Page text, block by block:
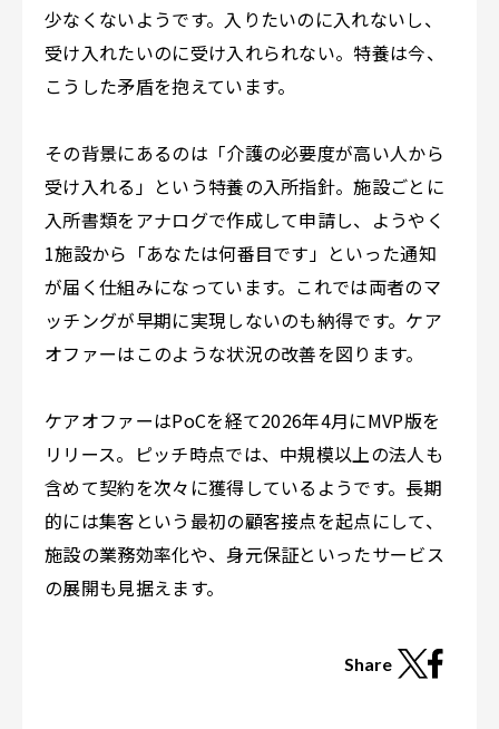
少なくないようです。入りたいのに入れないし、
受け入れたいのに受け入れられない。特養は今、
こうした矛盾を抱えています。
その背景にあるのは「介護の必要度が高い人から
受け入れる」という特養の入所指針。施設ごとに
入所書類をアナログで作成して申請し、ようやく
1施設から「あなたは何番目です」といった通知
が届く仕組みになっています。これでは両者のマ
ッチングが早期に実現しないのも納得です。ケア
オファーはこのような状況の改善を図ります。
ケアオファーはPoCを経て2026年4月にMVP版を
リリース。ピッチ時点では、中規模以上の法人も
含めて契約を次々に獲得しているようです。長期
的には集客という最初の顧客接点を起点にして、
施設の業務効率化や、身元保証といったサービス
の展開も見据えます。
Share